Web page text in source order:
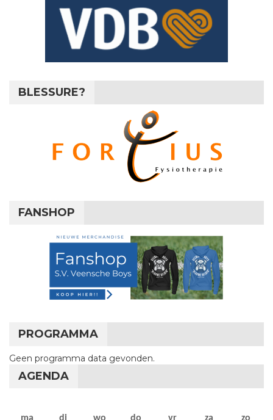
BLESSURE?
FANSHOP
PROGRAMMA
Geen programma data gevonden.
AGENDA
maandagdinsdag woensdagdonderdagvrijdag zaterdag